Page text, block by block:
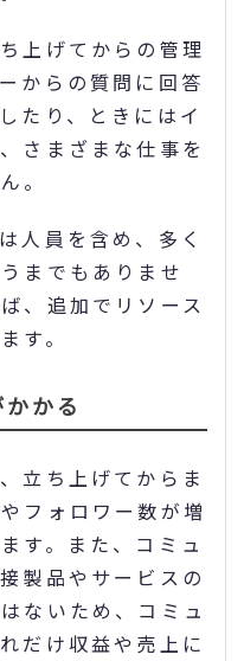
上げてからの管理
からの質問に回答
たり、ときにはイ
さまざまな仕事を
。
人員を含め、多く
までもありませ
、追加でリソース
す。
かる
立ち上げてからま
フォロワー数が増
す。また、コミュ
製品やサービスの
ないため、コミュ
だけ収益や売上に